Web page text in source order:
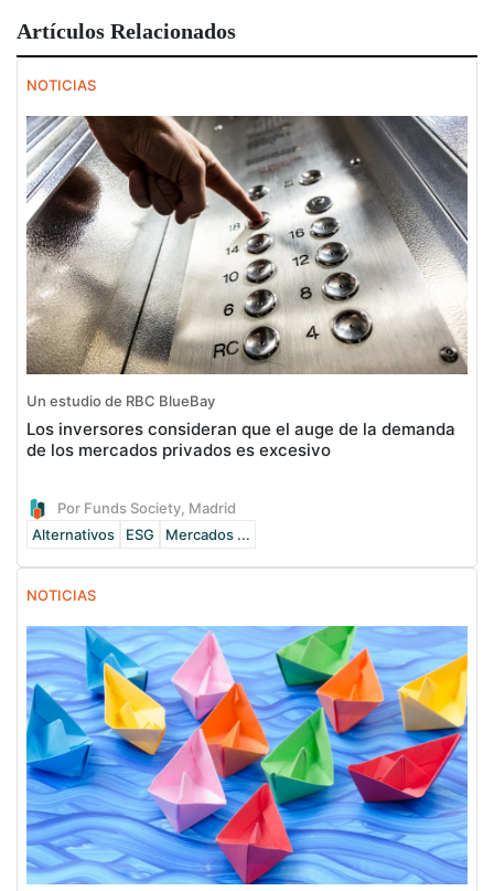
Artículos Relacionados
NOTICIAS
Un estudio de RBC BlueBay
Los inversores consideran que el auge de la demanda
de los mercados privados es excesivo
Por Funds Society, Madrid
Alternativos
ESG Mercados ...
NOTICIAS